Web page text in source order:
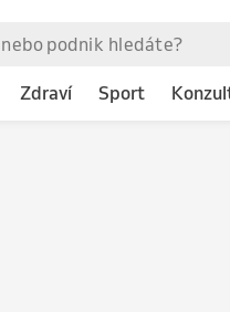
Zdraví Sport